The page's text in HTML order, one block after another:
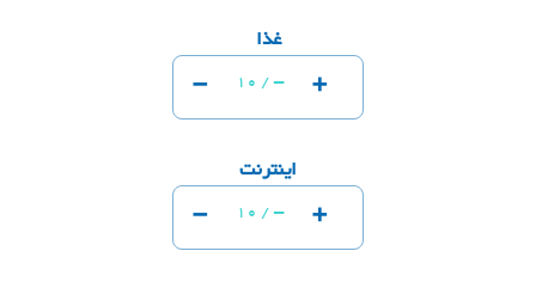
غذا
- 10 / - +
اینترنت
- 10 / - +